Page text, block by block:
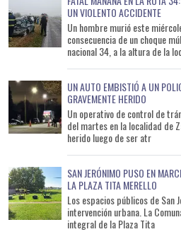
UN VIOLENTO ACCIDENTE
Un hombre murió este
consecuencia de un choque
nacional 34, a la altura de la
UN AUTO EMBISTIÓ A UN
GRAVEMENTE HERIDO
Un operativo de control de
del martes en la localidad de
herido luego de ser atr
SAN JERÓNIMO PUSO EN
LA PLAZA TITA MERELLO
Los espacios públicos de San
intervención urbana. La
integral de la Plaza Tita